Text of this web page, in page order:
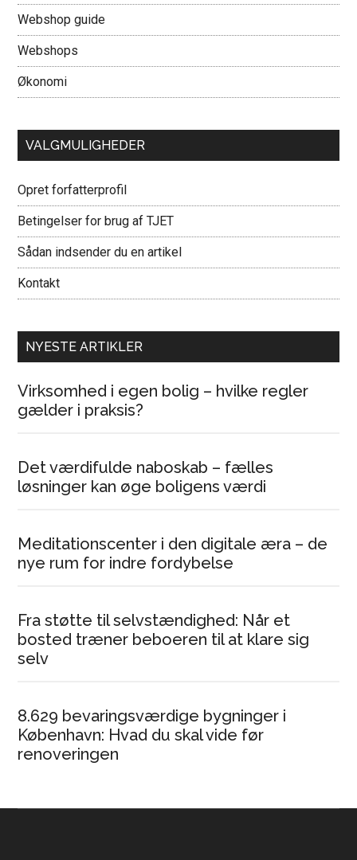
Webshop guide
Webshops
Økonomi
VALGMULIGHEDER
Opret forfatterprofil
Betingelser for brug af TJET
Sådan indsender du en artikel
Kontakt
NYESTE ARTIKLER
Virksomhed i egen bolig – hvilke regler
gælder i praksis?
Det værdifulde naboskab – fælles
løsninger kan øge boligens værdi
Meditationscenter i den digitale æra – de
nye rum for indre fordybelse
Fra støtte til selvstændighed: Når et
bosted træner beboeren til at klare sig
selv
8.629 bevaringsværdige bygninger i
København: Hvad du skal vide før
renoveringen